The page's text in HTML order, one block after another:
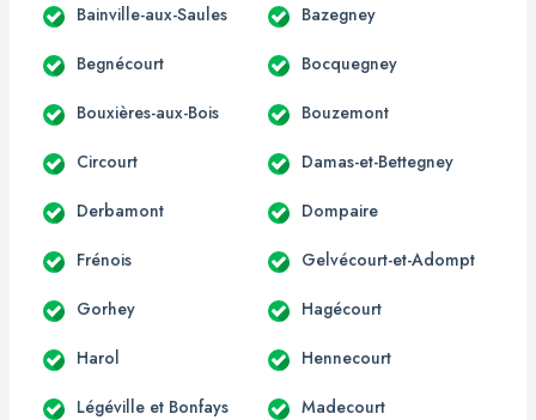
Bainville-aux-Saules Bazegney
Begnécourt Bocquegney
Bouxières-aux-Bois Bouzemont
Circourt Damas-et-Bettegney
Derbamont Dompaire
Frénois Gelvécourt-et-Adompt
Gorhey Hagécourt
Harol Hennecourt
Légéville et Bonfays Madecourt